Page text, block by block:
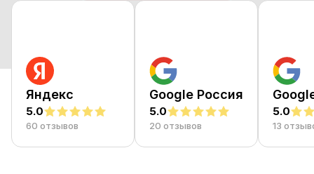
Яндекс
5.0
60 отзывов
Google Россия
5.0
20 отзывов
5.0
13